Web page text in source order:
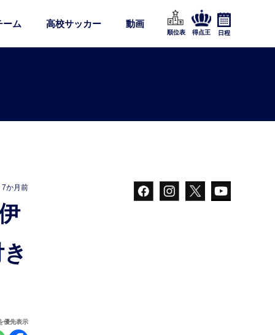
ーム 高校サッカー 動画
順位表 得点王 日程
7か月前
優先表示